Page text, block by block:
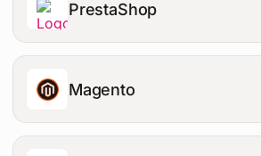
PrestaShop
Magento